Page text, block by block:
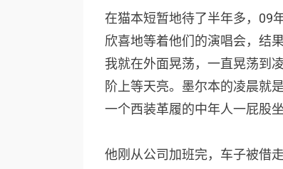
在猫本短暂地待了半年多，09
欣喜地等着他们的演唱会，结
我就在外面晃荡，一直晃荡到
阶上等天亮。墨尔本的凌晨就
一个西装革履的中年人一屁股
他刚从公司加班完，车子被借